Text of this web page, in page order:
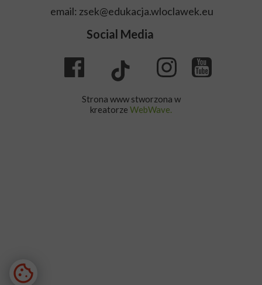
email: zsek@edukacja.wloclawek.eu
Social Media
Strona www stworzona w
kreatorze WebWave.